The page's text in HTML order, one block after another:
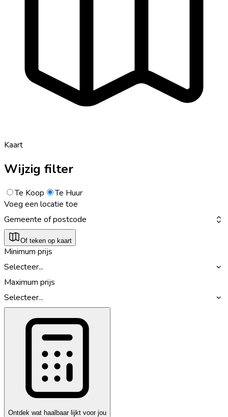
Kaart
Wijzig filter
Te Koop
Te Huur
Voeg een locatie toe
Gemeente of postcode
Of teken op kaart
Minimum prijs
Selecteer...
Maximum prijs
Selecteer...
Ontdek wat haalbaar lijkt voor jou